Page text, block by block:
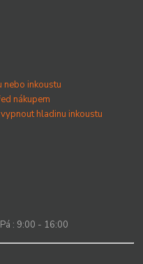
inkoustu
nákupem
hladinu inkoustu
: 9:00 - 16:00